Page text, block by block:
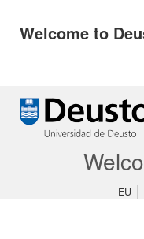
Welcome to
Saltar
contenido
EU